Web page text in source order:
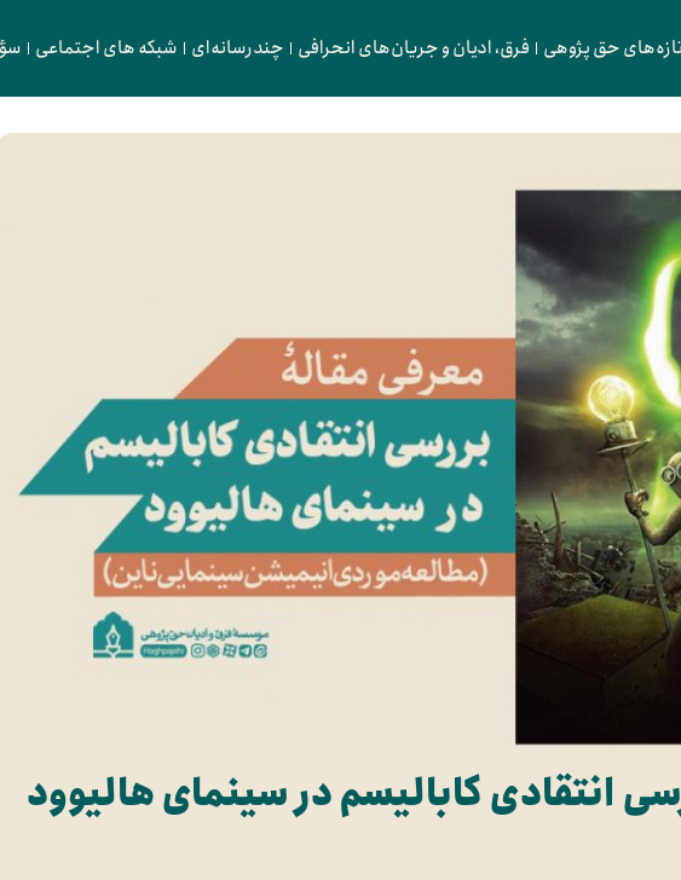
حق پژوهی فرق، ادیان و جریان‌های انحرافی چندرسانه‌ای شبکه های اجتماعی
انتقادی کابالیسم در سینمای هالیوود